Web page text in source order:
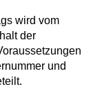
wird vom
der
und